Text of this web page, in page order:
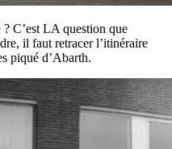
C’est LA question que
il faut retracer l’itinéraire
piqué d’Abarth.